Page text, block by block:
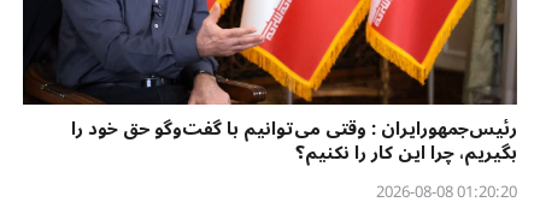
رئیس‌جمهورایران : وقتی می‌توانیم با گفت‌وگو حق خود را
بگیریم، چرا این کار را نکنیم؟
01:20:20 2026-08-08